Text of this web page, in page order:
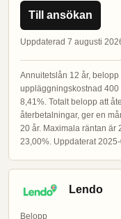
Till ansökan
Uppdaterad 7 augusti
Annuitetslån 12 år,
uppläggningskostnad 400
8,41%. Totalt belopp att
återbetalningar, ger en
20 år. Maximala räntan är
23,00%. Uppdaterat
Lendo
Belopp